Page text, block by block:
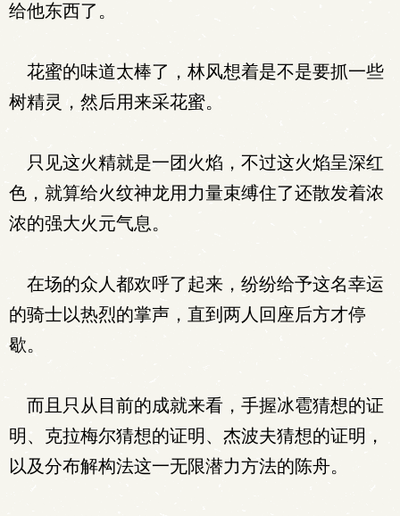
给他东西了。
花蜜的味道太棒了，林风想着是不是要抓一些
树精灵，然后用来采花蜜。
只见这火精就是一团火焰，不过这火焰呈深红
色，就算给火纹神龙用力量束缚住了还散发着浓
浓的强大火元气息。
在场的众人都欢呼了起来，纷纷给予这名幸运
的骑士以热烈的掌声，直到两人回座后方才停
歇。
而且只从目前的成就来看，手握冰雹猜想的证
明、克拉梅尔猜想的证明、杰波夫猜想的证明，
以及分布解构法这一无限潜力方法的陈舟。